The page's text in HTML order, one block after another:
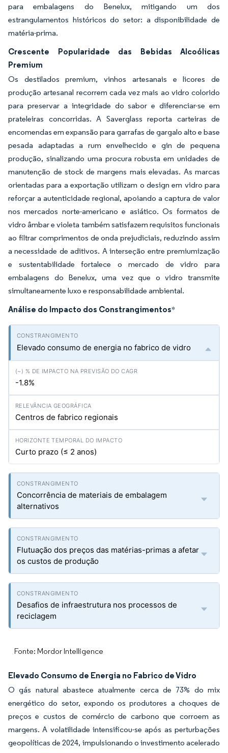
para embalagens do Benelux, mitigando um dos
estrangulamentos históricos do setor: a disponibilidade de
matéria-prima.
Crescente Popularidade das Bebidas Alcoólicas
Premium
Os destilados premium, vinhos artesanais e licores de
produção artesanal recorrem cada vez mais ao vidro colorido
para preservar a integridade do sabor e diferenciar-se em
prateleiras concorridas. A Saverglass reporta carteiras de
encomendas em expansão para garrafas de gargalo alto e base
pesada adaptadas a rum envelhecido e gin de pequena
produção, sinalizando uma procura robusta em unidades de
manutenção de stock de margens mais elevadas. As marcas
orientadas para a exportação utilizam o design em vidro para
reforçar a autenticidade regional, apoiando a captura de valor
nos mercados norte-americano e asiático. Os formatos de
vidro âmbar e violeta também satisfazem requisitos funcionais
ao filtrar comprimentos de onda prejudiciais, reduzindo assim
a necessidade de aditivos. A interseção entre premiumização
e sustentabilidade fortalece o mercado de vidro para
embalagens do Benelux, uma vez que o vidro transmite
simultaneamente luxo e responsabilidade ambiental.
Análise do Impacto dos Constrangimentos*
Elevado consumo de energia no fabrico de vidro
-1.8%
Centros de fabrico regionais
Curto prazo (≤ 2 anos)
Concorrência de materiais de embalagem
alternativos
Flutuação dos preços das matérias-primas a afetar
os custos de produção
Desafios de infraestrutura nos processos de
reciclagem
Fonte: Mordor Intelligence
Elevado Consumo de Energia no Fabrico de Vidro
O gás natural abastece atualmente cerca de 73% do mix
energético do setor, expondo os produtores a choques de
preços e custos de comércio de carbono que corroem as
margens. A volatilidade intensificou-se após as perturbações
geopolíticas de 2024, impulsionando o investimento acelerado